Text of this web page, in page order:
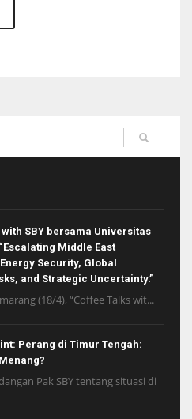
SBY bersama Universitas
Middle East
Security, Global
and Strategic Uncertainty.”
(18/4), “Coffee Talks wit...
Perang di Timur Tengah:
Pak SBY tentang situasi di